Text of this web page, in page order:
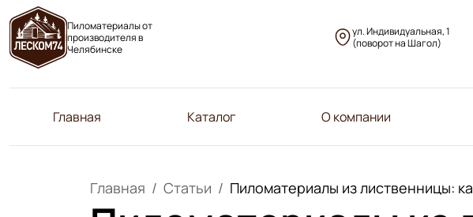
Пиломатериалы от
производителя в
Челябинске
ул. Индивидуальная, 1
(поворот на Шагол)
Главная Каталог О компании
Главная Статьи Пиломатериалы из лиственницы: